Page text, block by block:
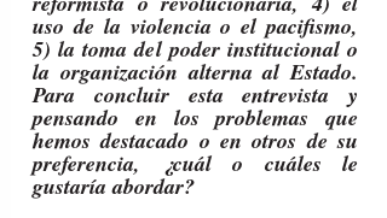
uso de la violencia o el pacifismo,
5) la toma del poder institucional o
la organización alterna al Estado.
Para concluir esta entrevista y
pensando en los problemas que
hemos destacado o en otros de su
preferencia, ¿cuál o cuáles le
gustaría abordar?